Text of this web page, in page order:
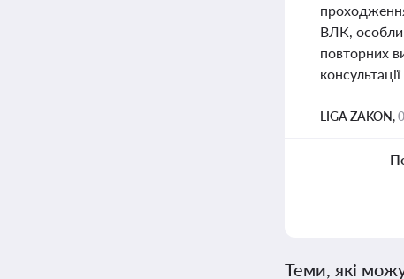
ВЛК,
повторних
LIGA ZAKON,
Теми, які